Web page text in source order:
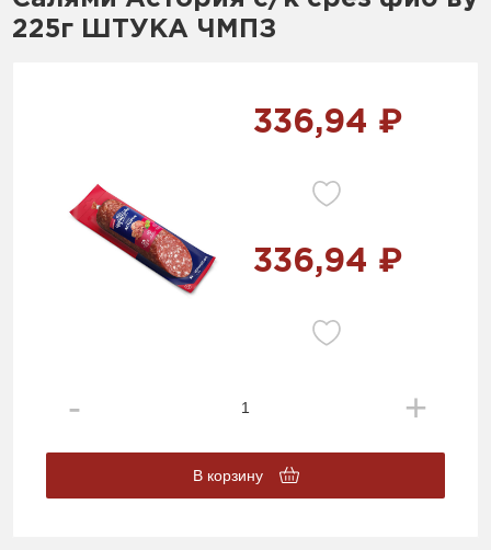
225г ШТУКА ЧМПЗ
336,94 ₽
336,94 ₽
В корзину